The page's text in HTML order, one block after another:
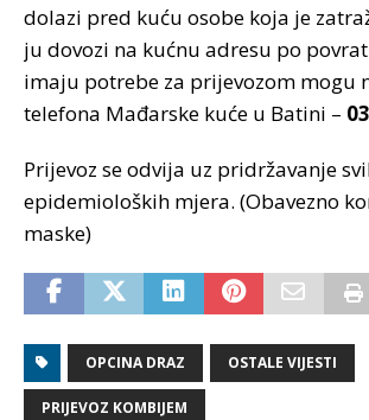
dolazi pred kuću osobe koja je
ju dovozi na kućnu adresu po
imaju potrebe za prijevozom mogu
telefona Mađarske kuće u Batini –
Prijevoz se odvija uz pridržavanje
epidemioloških mjera. (Obavezno
maske)
OPCINA DRAZ OSTALE VIJESTI
PRIJEVOZ KOMBIJEM